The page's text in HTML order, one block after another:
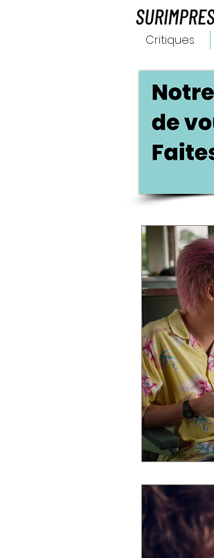
Critiques